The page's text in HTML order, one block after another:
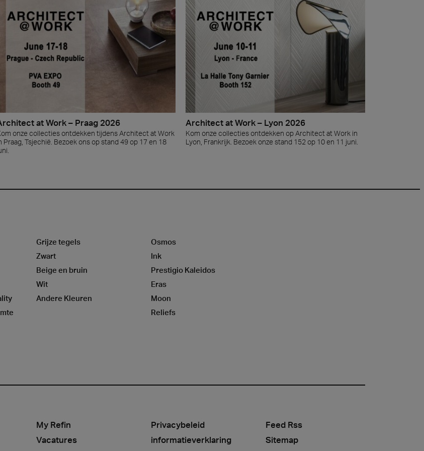
Hout
op Cersaie 2026 met innovatieve keramische
ontwerpvoorstellen voor de
We heten je van harte welkom op
Architect at Work – Praag 2026
Kom onze collecties ontdekken tijdens Architect at Work in
Praag, Tsjechië. Bezoek ons op stand 49 op 17 en 18 juni.
–
Architect at Work –
Architect at Work –
Brussel 2026
at Work – Praag 2026
onze collecties ontdekken tijdens Architect at Work
Praag, Tsjechië. Bezoek ons op stand 49 op 17 en 18
Architect at Work – Lyon 2026
Kom onze collecties ontdekken op Architect at Work in
Lyon, Frankrijk. Bezoek onze stand 152 op 10 en 11 juni.
Grijze tegels
Zwart
Beige en bruin
Wit
Andere Kleuren
Osmos
Ink
Prestigio Kaleidos
Eras
Moon
Reliefs
My Refin
Vacatures
Privacybeleid
informatieverklaring
Feed Rss
Sitemap